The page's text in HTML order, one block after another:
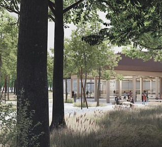
Den väg som delade lägret mellan tysk
fånge, fungerar nu som gång- och
museiområdet, plantagen och
cykelvägen ligger välkomst- och
sträckan ansluter gång- och cykelvägen
utomhuselementet för museiområdet:
erbjuder möjligheter för evenemang
inbjuder till vila och reflektion.
Här, mitt i naturen, kan besökare
historia i det förnyade museiområdet
och historia smälter samman i ett flöde